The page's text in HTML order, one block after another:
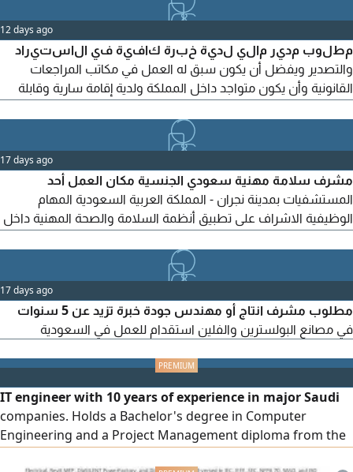
12 days ago
مطلوب مدير مالي لدية خبرة كافية في الاستيراد
والتصدير ويفضل أن يكون سبق له العمل في مكاتب المراجعات
القانونية وأن يكون متواجد داخل المملكة ولدية إقامة سارية وقابلة
17 days ago
مشرف سلامة مهنية سعودي الجنسية مكان العمل أحد
المستشفيات بمدينة نجران - المملكة العربية السعودية المهام
الوظيفية الاشراف على تطبيق أنظمة السلامة والصحة المهنية داخل
التقارير. التأكد من التزام العاملين والزوار باجراءات السلامة واستخدام
معدات الوقاية الشخصية. متابعة أنظمة الوقاية
17 days ago
مطلوب مشرف انتاج أو مهندس جودة خبرة تزيد عن 5 سنوات
في مصانع البولسترين والفلين استقدام للعمل في السعودية
IT engineer with 10 years of experience in major Saudi
companies. Holds a Bachelor's degree in Computer
Engineering and a Project Management diploma from the